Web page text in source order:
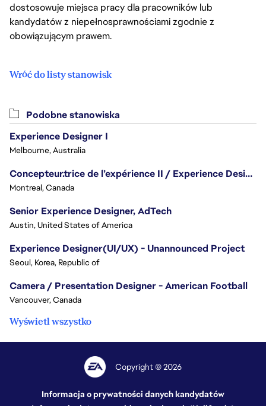
dostosowuje miejsca pracy dla pracowników lub
kandydatów z niepełnosprawnościami zgodnie z
obowiązującym prawem.
Wróć do listy stanowisk
Podobne stanowiska
Experience Designer I
Melbourne, Australia
Concepteur.trice de l’expérience II / Experience Designer II
Montreal, Canada
Senior Experience Designer, AdTech
Austin, United States of America
Experience Designer(UI/UX) - Unannounced Project
Seoul, Korea, Republic of
Camera / Presentation Designer - American Football
Vancouver, Canada
Wyświetl wszystko
Copyright © 2026
Informacja o prywatności danych kandydatów